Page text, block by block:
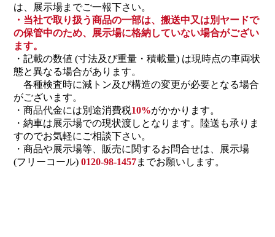
は、展示場までご一報下さい。
・当社で取り扱う商品の一部は、搬送中又は別ヤードで
の保管中のため、展示場に格納していない場合がござい
ます。
・記載の数値 (寸法及び重量・積載量) は現時点の車両状
態と異なる場合があります。
各種検査時に減トン及び構造の変更が必要となる場合
がございます。
・商品代金には別途消費税10%がかかります。
・納車は展示場での現状渡しとなります。陸送も承りま
すのでお気軽にご相談下さい。
・商品や展示場等、販売に関するお問合せは、展示場
(フリーコール) 0120-98-1457までお願いします。